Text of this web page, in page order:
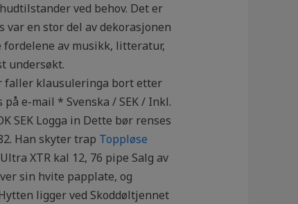
ved behov. Det er
var en stor del av dekorasjonen
fordelene av musikk, litteratur,
undersøkt.
faller klausuleringa bort etter
e-mail * Svenska / SEK / Inkl.
SEK Logga in Dette bør renses
Han sky­ter trap Toppløse
XTR kal 12, 76 pipe Salg av
sin hvite papplate, og
ligger ved Skoddøltjennet